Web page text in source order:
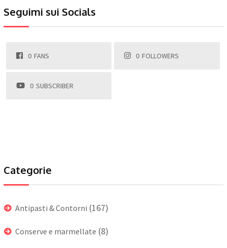
Seguimi sui Socials
0 FANS 0 FOLLOWERS
0 SUBSCRIBER
Categorie
Antipasti & Contorni (167)
Conserve e marmellate (8)